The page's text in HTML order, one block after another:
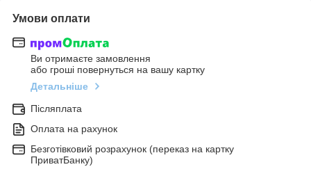
Умови оплати
Ви отримаєте замовлення
або гроші повернуться на вашу картку
Детальніше
Післяплата
Оплата на рахунок
Безготівковий розрахунок (переказ на картку
ПриватБанку)